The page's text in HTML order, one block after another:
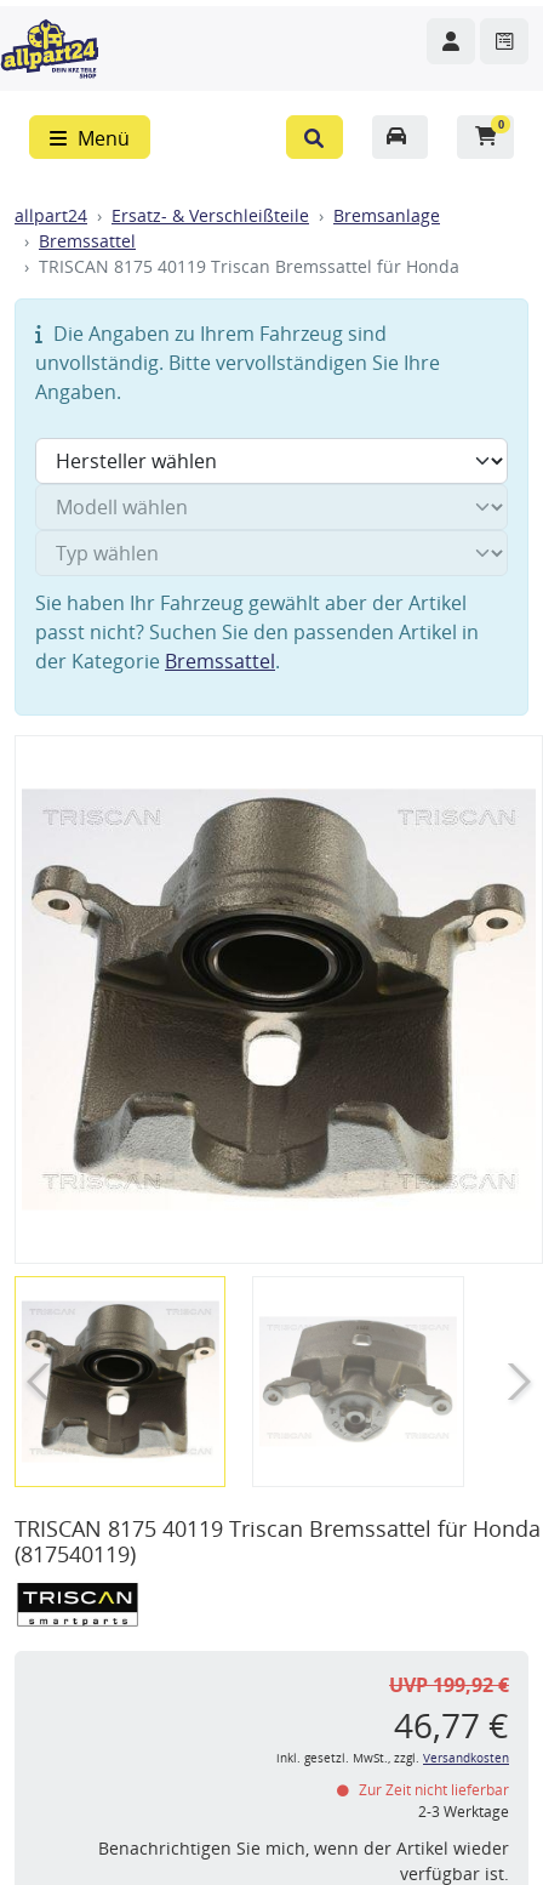
Menü
0
allpart24 Ersatz- & Verschleißteile
Bremsanlage
Bremssattel
TRISCAN 8175 40119 Triscan Bremssattel für Honda
Die Angaben zu Ihrem Fahrzeug sind
unvollständig. Bitte vervollständigen Sie Ihre
Angaben.
Sie haben Ihr Fahrzeug gewählt aber der Artikel
passt nicht? Suchen Sie den passenden Artikel in
der Kategorie Bremssattel.
TRISCAN 8175 40119 Triscan Bremssattel für Honda
(817540119)
UVP 199,92 €
46,77 €
inkl. gesetzl. MwSt., zzgl. Versandkosten
Zur Zeit nicht lieferbar
2-3 Werktage
Benachrichtigen Sie mich, wenn der Artikel wieder
verfügbar ist.